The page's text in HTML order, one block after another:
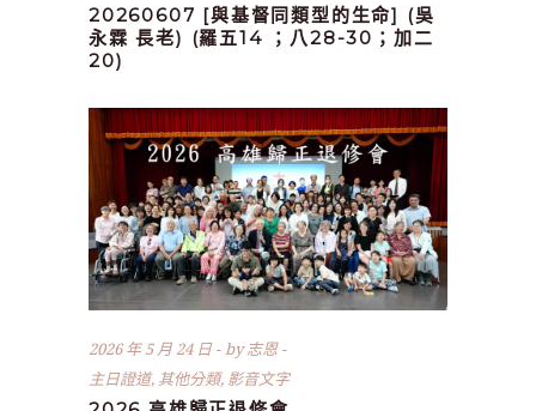
20260607 [與基督同類型的生命] (吳
永霖 長老) (羅五14 ；八28-30；加二
20)
2026 年 5 月 24 日 by志恩
主日證道, 其他分類, 影音文字